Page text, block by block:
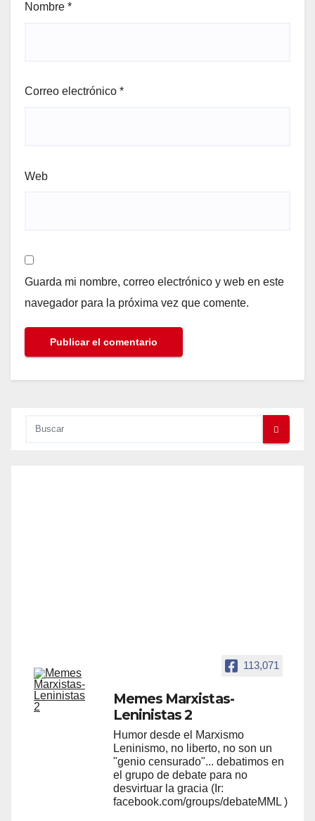
Nombre *
Correo electrónico *
Web
Guarda mi nombre, correo electrónico y web en este
navegador para la próxima vez que comente.
113,071
Memes Marxistas-
Leninistas 2
Humor desde el Marxismo
Leninismo, no liberto, no son un
"genio censurado"... debatimos en
el grupo de debate para no
desvirtuar la gracia (Ir:
facebook.com/groups/debateMML )